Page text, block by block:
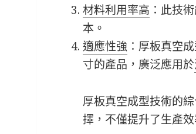
材料利用率高 ：此技
本。
適應性強 ：厚板真空
寸的產品，廣泛應用於
厚板真空成型技術的
擇，不僅提升了生產